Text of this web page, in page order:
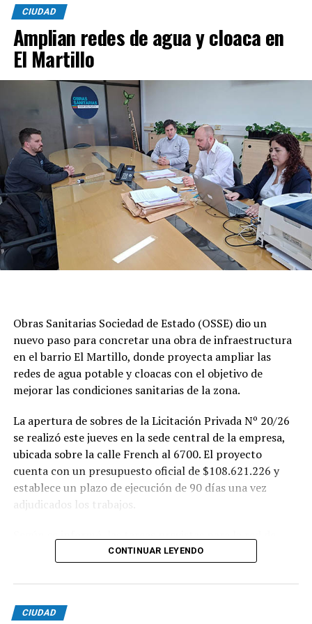
CIUDAD
Amplian redes de agua y cloaca en
El Martillo
Obras Sanitarias Sociedad de Estado (OSSE) dio un
nuevo paso para concretar una obra de infraestructura
en el barrio El Martillo, donde proyecta ampliar las
redes de agua potable y cloacas con el objetivo de
mejorar las condiciones sanitarias de la zona.
La apertura de sobres de la Licitación Privada Nº 20/26
se realizó este jueves en la sede central de la empresa,
ubicada sobre la calle French al 6700. El proyecto
cuenta con un presupuesto oficial de $108.621.226 y
establece un plazo de ejecución de 90 días una vez
adjudicados los trabajos.
agua potable incluyen la colocación de unos 355 metros
ejecución de 29 conexiones domiciliarias. Los trabajos se
desarrollarán en distintos sectores comprendidos por
las calles Pehuajó, Sicilia, Génova y Génova Bis.
CONTINUAR LEYENDO
CIUDAD